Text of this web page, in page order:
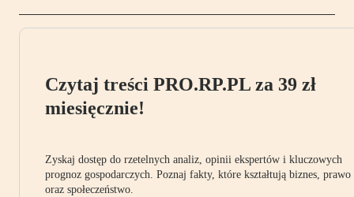
Czytaj treści PRO.RP.PL za 39 zł
miesięcznie!
Zyskaj dostęp do rzetelnych analiz, opinii ekspertów i kluczowych
prognoz gospodarczych. Poznaj fakty, które kształtują biznes, prawo
oraz społeczeństwo.